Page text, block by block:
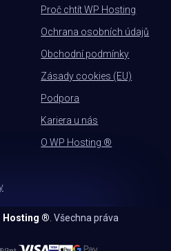
Proč chtít WP Hosting
Ochrana osobních údajů
Obchodní podmínky
Zásady cookies (EU)
Podpora
Kariera u nás
O WP Hosting ®
Hosting ®. Všechna práva